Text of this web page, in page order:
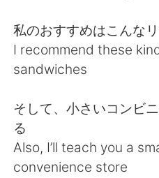
Indonesia
Türkçe
Português
私のおすすめはこんな
I recommend these
sandwiches
そして、小さいコンビ
る
Also, I’ll teach you a
convenience store